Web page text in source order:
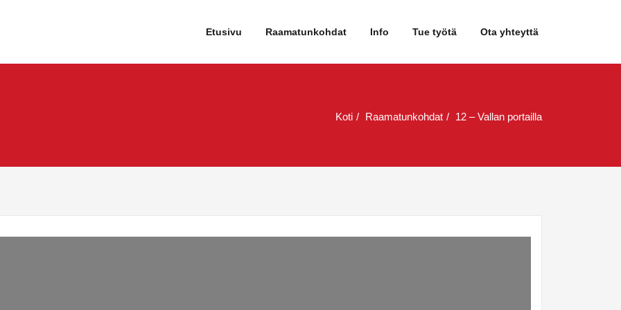
Etusivu Raamatunkohdat Info Tue työtä Ota yhteyttä
Koti Raamatunkohdat 12 – Vallan portailla